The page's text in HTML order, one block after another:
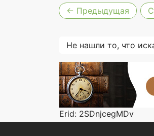
← Предыдущая
Не нашли то, что
Erid: 2SDnjcegMDv